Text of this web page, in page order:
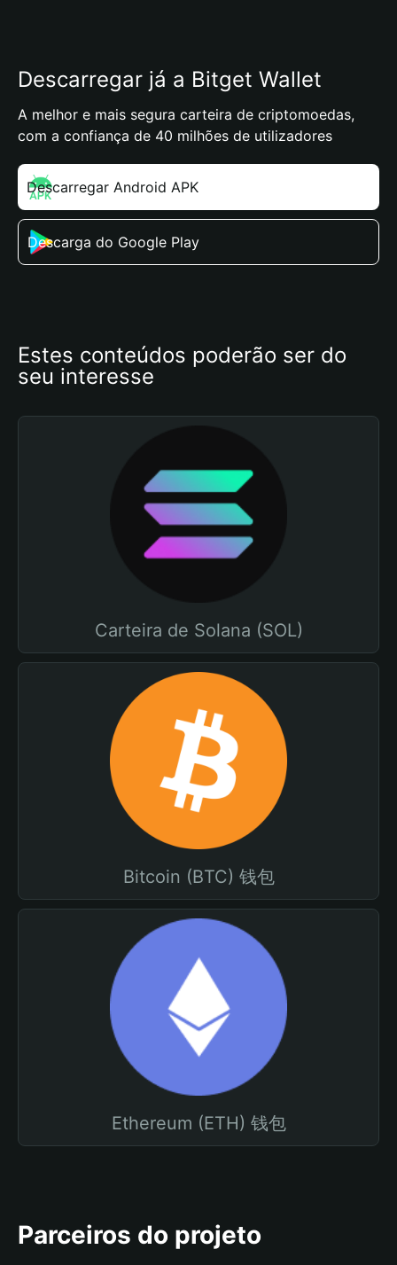
Descarregar já a Bitget Wallet
A melhor e mais segura carteira de criptomoedas,
com a confiança de 40 milhões de utilizadores
Descarregar Android APK
Descarga do Google Play
Estes conteúdos poderão ser do
seu interesse
Carteira de Solana (SOL)
Bitcoin (BTC) 钱包
Ethereum (ETH) 钱包
Parceiros do projeto